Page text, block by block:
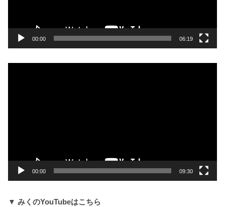
00:00 06:19
00:00 09:30
▼ みくのYouTubeはこちら